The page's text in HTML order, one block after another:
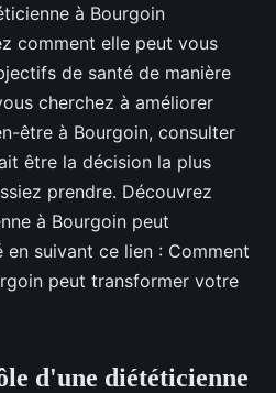
à Bourgoin
comment elle peut vous
de santé de manière
cherchez à améliorer
être à Bourgoin, consulter
être la décision la plus
prendre. Découvrez
à Bourgoin peut
suivant ce lien : Comment
peut transformer votre
d'une diététicienne